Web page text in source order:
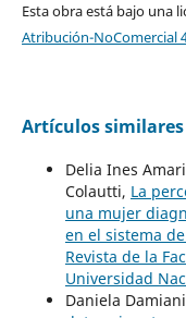
Esta obra está bajo una
Atribución-NoComercial
Artículos similares
Delia Ines
Colautti, La
una mujer
en el sistema
Revista de la
Universidad
Daniela